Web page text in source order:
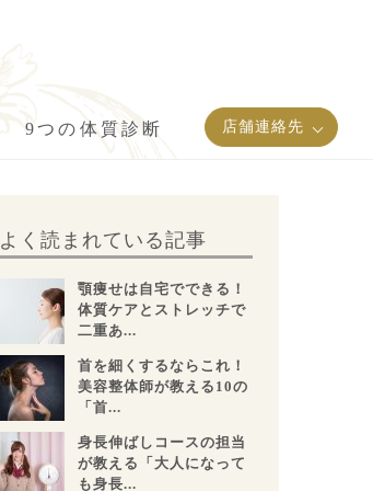
9つの体質診断 店舗連絡先
よく読まれている記事
顎痩せは自宅でできる！
体質ケアとストレッチで
二重あ...
首を細くするならこれ！
美容整体師が教える10の
「首...
身長伸ばしコースの担当
が教える「大人になって
も身長...